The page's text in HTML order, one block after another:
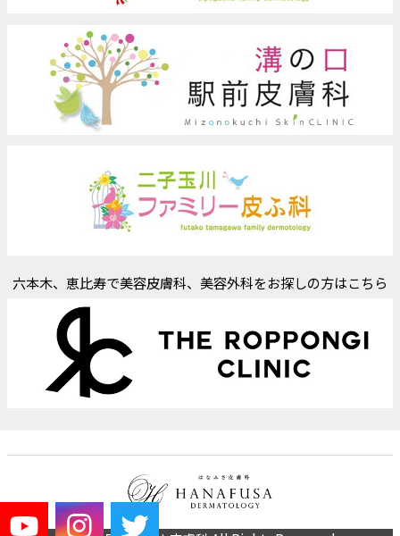
六本木、恵比寿で美容皮膚科、美容外科をお探しの方はこちら